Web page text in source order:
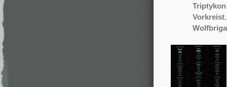
Triptykon
Vorkreist